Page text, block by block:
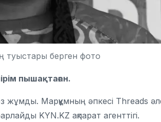
туыстары берген фото
пышақтаған.
Марқұмның әпкесі Threads
KYN.KZ ақпарат агенттігі.